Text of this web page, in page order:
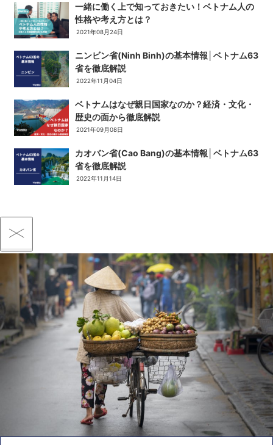
一緒に働く上で知っておきたい！ベトナム人の
性格や考え方とは？
2021年08月24日
ニンビン省(Ninh Binh)の基本情報│ベトナム63
省を徹底解説
2022年11月04日
ベトナムはなぜ親日国家なのか？経済・文化・
歴史の面から徹底解説
2021年09月08日
カオバン省(Cao Bang)の基本情報│ベトナム63
省を徹底解説
2022年11月14日